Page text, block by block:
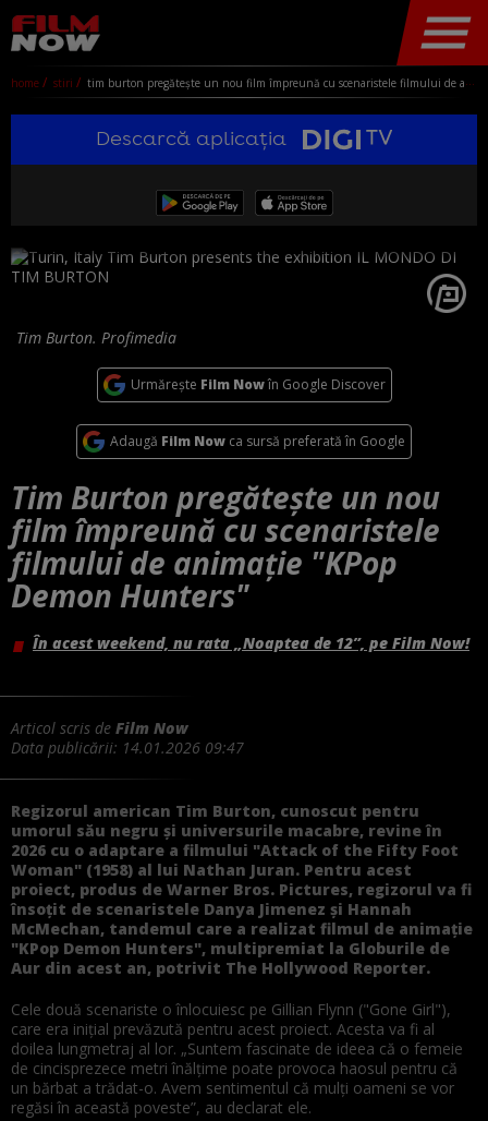
home stiri tim burton pregăteşte un nou film împreună cu scenaristele filmului de animaţie "kpop demon hunters"
Descarcă aplicația
Tim Burton. Profimedia
Urmărește Film Nowîn Google Discover
Adaugă Film Now ca sursă preferată în Google
Tim Burton pregăteşte un nou
film împreună cu scenaristele
filmului de animaţie "KPop
Demon Hunters"
În acest weekend, nu rata „Noaptea de 12”, pe Film Now!
Articol scris de Film Now
Data publicării: 14.01.2026 09:47
Regizorul american Tim Burton, cunoscut pentru
umorul său negru şi universurile macabre, revine în
2026 cu o adaptare a filmului "Attack of the Fifty Foot
Woman" (1958) al lui Nathan Juran. Pentru acest
proiect, produs de Warner Bros. Pictures, regizorul va fi
însoţit de scenaristele Danya Jimenez şi Hannah
McMechan, tandemul care a realizat filmul de animaţie
"KPop Demon Hunters", multipremiat la Globurile de
Aur din acest an, potrivit The Hollywood Reporter.
Cele două scenariste o înlocuiesc pe Gillian Flynn ("Gone Girl"),
care era iniţial prevăzută pentru acest proiect. Acesta va fi al
doilea lungmetraj al lor. „Suntem fascinate de ideea că o femeie
de cincisprezece metri înălţime poate provoca haosul pentru că
un bărbat a trădat-o. Avem sentimentul că mulţi oameni se vor
regăsi în această poveste”, au declarat ele.